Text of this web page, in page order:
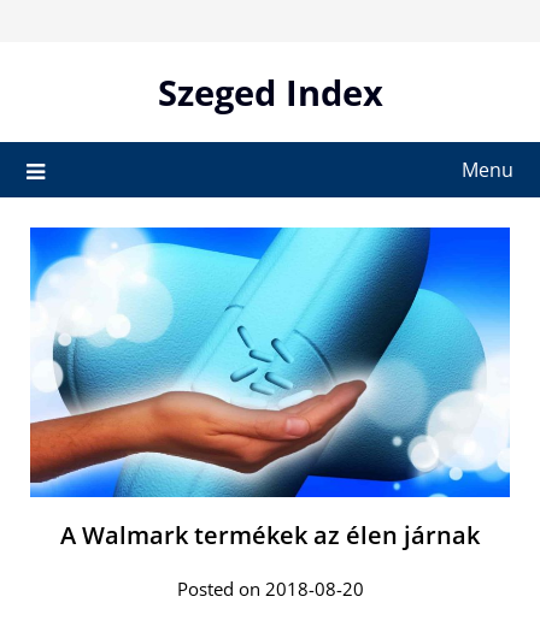
Szeged Index
Menu
A Walmark termékek az élen járnak
Posted on 2018-08-20